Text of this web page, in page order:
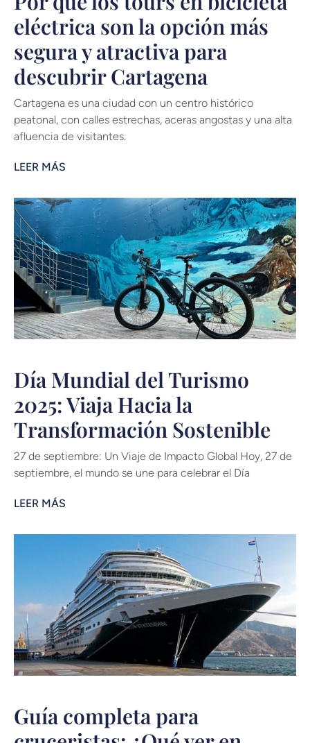
eléctrica son la opción más
segura y atractiva para
descubrir Cartagena
Cartagena es una ciudad con un centro histórico
peatonal, con calles estrechas, aceras angostas y una alta
afluencia de visitantes.
LEER MÁS
Día Mundial del Turismo
2025: Viaja Hacia la
Transformación Sostenible
27 de septiembre: Un Viaje de Impacto Global Hoy, 27 de
septiembre, el mundo se une para celebrar el Día
LEER MÁS
Guía completa para